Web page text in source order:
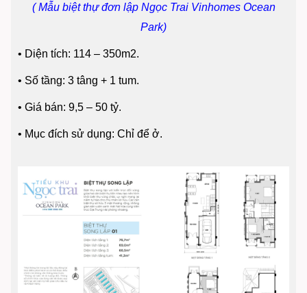
( Mẫu biệt thự đơn lập Ngọc Trai Vinhomes Ocean
Park)
• Diện tích: 114 – 350m2.
• Số tầng: 3 tâng + 1 tum.
•Giá bán: 9,5 – 50 tỷ.
• Mục đích sử dụng: Chỉ để ở.